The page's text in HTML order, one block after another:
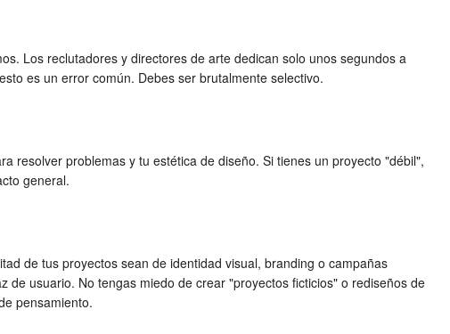
Los reclutadores y directores de arte dedican solo unos segundos a
es un error común. Debes ser brutalmente selectivo.
resolver problemas y tu estética de diseño. Si tienes un proyecto "débil",
general.
de tus proyectos sean de identidad visual, branding o campañas
usuario. No tengas miedo de crear "proyectos ficticios" o rediseños de
pensamiento.